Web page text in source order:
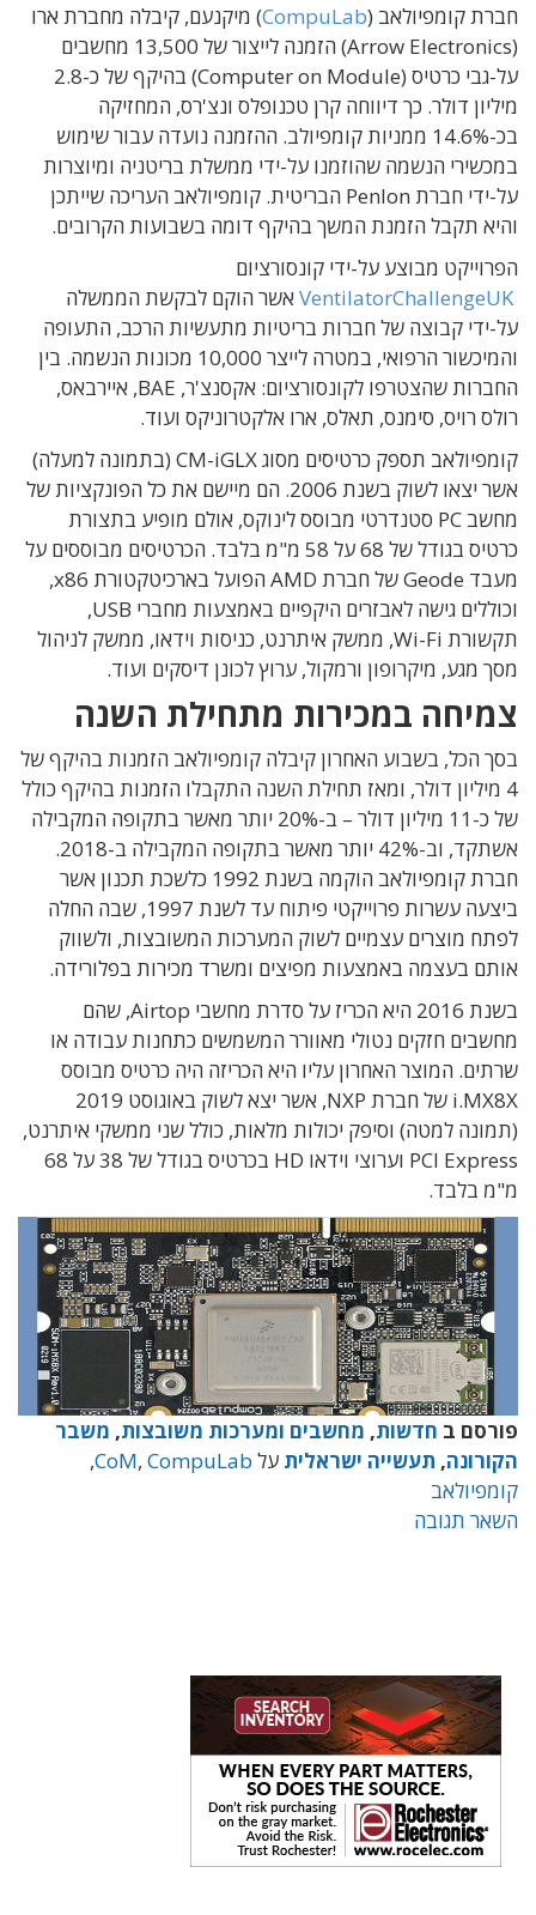
חברת קומפיולאב (CompuLab) מיקנעם, קיבלה מחברת ארו
(Arrow Electronics) הזמנה לייצור של 13,500 מחשבים
על-גבי כרטיס (Computer on Module) בהיקף של כ-2.8
מיליון דולר. כך דיווחה קרן טכנופלס ונצ'רס, המחזיקה
בכ-14.6% ממניות קומפיולב. ההזמנה נועדה עבור שימוש
במכשירי הנשמה שהוזמנו על-ידי ממשלת בריטניה ומיוצרות
על-ידי חברת Penlon הבריטית. קומפיולאב העריכה שייתכן
והיא תקבל הזמנת המשך בהיקף דומה בשבועות הקרובים.
הפרוייקט מבוצע על-ידי קונסורציום
VentilatorChallengeUK אשר הוקם לבקשת הממשלה
על-ידי קבוצה של חברות בריטיות מתעשיות הרכב, התעופה
והמיכשור הרפואי, במטרה לייצר 10,000 מכונות הנשמה. בין
החברות שהצטרפו לקונסורציום: אקסנצ'ר, BAE, איירבאס,
רולס רויס, סימנס, תאלס, ארו אלקטרוניקס ועוד.
קומפיולאב תספק כרטיסים מסוג CM-iGLX (בתמונה למעלה)
אשר יצאו לשוק בשנת 2006. הם מיישם את כל הפונקציות של
מחשב PC סטנדרטי מבוסס לינוקס, אולם מופיע בתצורת
כרטיס בגודל של 68 על 58 מ"מ בלבד. הכרטיסים מבוססים על
מעבד Geode של חברת AMD הפועל בארכיטקטורת x86,
וכוללים גישה לאבזרים היקפיים באמצעות מחברי USB,
תקשורת Wi-Fi, ממשק איתרנט, כניסות וידאו, ממשק לניהול
מסך מגע, מיקרופון ורמקול, ערוץ לכונן דיסקים ועוד.
צמיחה במכירות מתחילת השנה
בסך הכל, בשבוע האחרון קיבלה קומפיולאב הזמנות בהיקף של
4 מיליון דולר, ומאז תחילת השנה התקבלו הזמנות בהיקף כולל
של כ-11 מיליון דולר – ב-20% יותר מאשר בתקופה המקבילה
אשתקד, וב-42% יותר מאשר בתקופה המקבילה ב-2018.
חברת קומפיולאב הוקמה בשנת 1992 כלשכת תכנון אשר
ביצעה עשרות פרוייקטי פיתוח עד לשנת 1997, שבה החלה
לפתח מוצרים עצמיים לשוק המערכות המשובצות, ולשווק
אותם בעצמה באמצעות מפיצים ומשרד מכירות בפלורידה.
בשנת 2016 היא הכריז על סדרת מחשבי Airtop, שהם
מחשבים חזקים נטולי מאוורר המשמשים כתחנות עבודה או
שרתים. המוצר האחרון עליו היא הכריזה היה כרטיס מבוסס
i.MX8X של חברת NXP, אשר יצא לשוק באוגוסט 2019
(תמונה למטה) וסיפק יכולות מלאות, כולל שני ממשקי איתרנט,
PCI Express וערוצי וידאו HD בכרטיס בגודל של 38 על 68
מ"מ בלבד.
פורסם ב חדשות, מחשבים ומערכות משובצות, משבר
הקורונה, תעשייה ישראלית על CoM, CompuLab
,
קומפיולאב
השאר תגובה